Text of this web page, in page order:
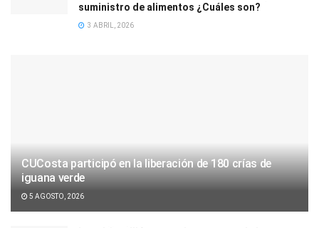
suministro de alimentos ¿Cuáles son?
3 ABRIL, 2026
CUCosta participó en la liberación de 180 crías de
iguana verde
5 AGOSTO, 2026